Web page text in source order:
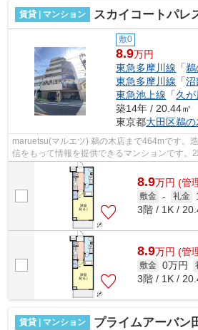
賃貸 | マンション スカイコートパレ
敷0
8.9万円
東急多摩川線 「鵜
東急多摩川線 「沼
東急池上線 「久が
築14年 / 20.44㎡
東京都大田区鵜の
maruetsu(マルエツ) 鵜の木店まで464mです。
信をもって情報を提供できるマンションです。2
い物件です。強度のある外観タイル張り...
8.9万円 (管
敷金 - 礼金
3階 / 1K /
8.9万円 (管
敷金 0万円
3階 / 1K /
賃貸 | マンション プライムアーバン